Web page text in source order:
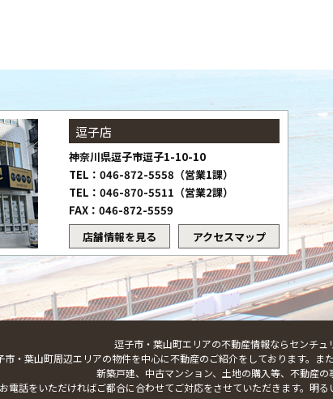
逗子店
神奈川県逗子市逗子1-10-10
TEL：046-872-5558（営業1課）
TEL：046-870-5511（営業2課）
FAX：046-872-5559
店舗情報を見る
アクセスマップ
逗子市・葉山町エリアの不動産情報ならセンチュ
市・葉山町周辺エリアの物件を中心に不動産のご紹介をしております。ま
新築戸建、中古マンション、土地の購入等、不動産の
電話をいただければご都合に合わせてご対応をさせていただきます。明